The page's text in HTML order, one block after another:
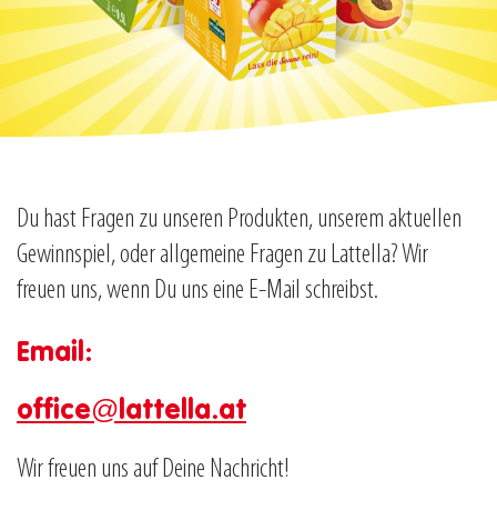
Du hast Fragen zu unseren Produkten, unserem aktuellen
Gewinnspiel, oder allgemeine Fragen zu Lattella? Wir
freuen uns, wenn Du uns eine E-Mail schreibst.
Email:
office@lattella.at
Wir freuen uns auf Deine Nachricht!